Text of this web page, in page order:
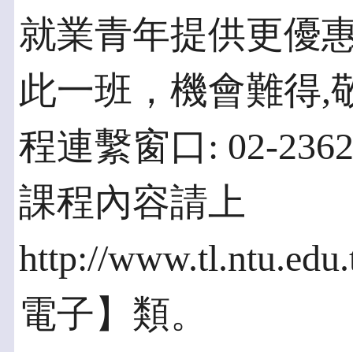
就業青年提供更優
此一班，機會難得,
程連繫窗口: 02-
課程內容請上
http://
電子】類。